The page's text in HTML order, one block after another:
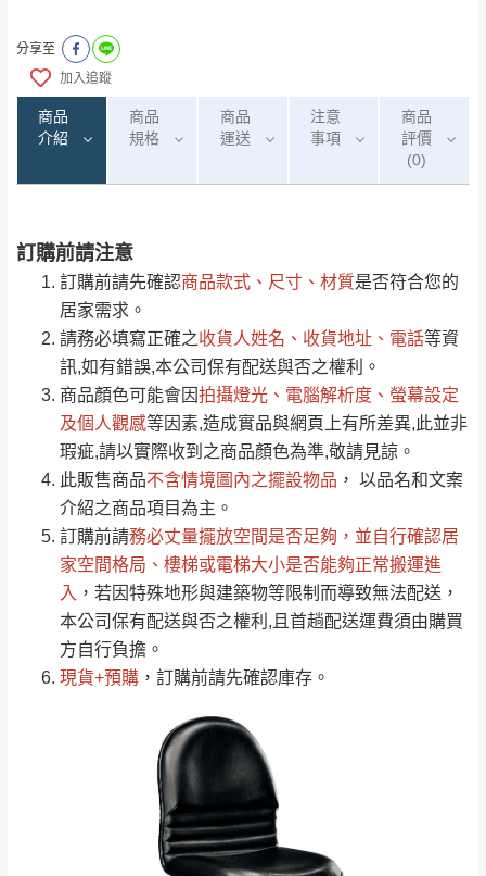
分享至
加入追蹤
商品
介紹
商品
規格
商品
運送
注意
事項
商品
評價
(0)
訂購前請注意
訂購前請先確認商品款式、尺寸、材質是否符合您的
居家需求。
請務必填寫正確之收貨人姓名、收貨地址、電話等資
訊,如有錯誤,本公司保有配送與否之權利。
商品顏色可能會因拍攝燈光、電腦解析度、螢幕設定
及個人觀感等因素,造成實品與網頁上有所差異,此並非
瑕疵,請以實際收到之商品顏色為準,敬請見諒。
此販售商品不含情境圖內之擺設物品 ， 以品名和文案
介紹之商品項目為主。
訂購前請務必丈量擺放空間是否足夠 ，並自行確認居
家空間格局、 樓梯或電梯大小是否能夠正常搬運進
入 ，若因特殊地形與建築物等限制而導致無法配送，
本公司保有配送與否之權利,且首趟配送運費須由購買
方自行負擔。
現貨+預購 ，訂購前請先確認庫存。
運 費 說 明
運送地區 運送費用
偏遠地區
（請先線上詢問 LINE
→@dershin ）
桃園
免 運
＊A108產品另收運費
復興鄉
新竹
峨眉鄉、五峰鄉、
橫山、北埔鄉、尖
石鄉、寶山鄉山
區、新埔山區、芎
注意事項：
由於品項繁多，網頁無法及時更新，如有需
要購買商品，請於出發前來電或到「官方
Line客服」來信確認商品是否有「現貨」與
「金額」。
若商品價格或庫存有異常，商家有權取消訂
單。部分網路商品恕無法更改原設計或客製，敬請
見諒！
接單後二日內(不含例假日)，我們客服會與您
電話聯絡或E-Mail通知確認訂單。
（線上客
服 LINE → @dershin）
下單前先詢問是否現貨 ，若未詢問下單後無
現貨我們客服會再來電或E-Mail與您聯絡
（洽詢方式請搜尋 Line ID →
地區恕無法提供運送 (詳見運送規章)。
苗栗至基隆；其它地區暫不開放，如因特殊
地型限制(山區、鄉、鎮、村)、樓梯太小、無
0/5 (0)筆
全部 依評論高至低排列
依評論低至高排列 只顯示附上圖片
只顯示附上評論